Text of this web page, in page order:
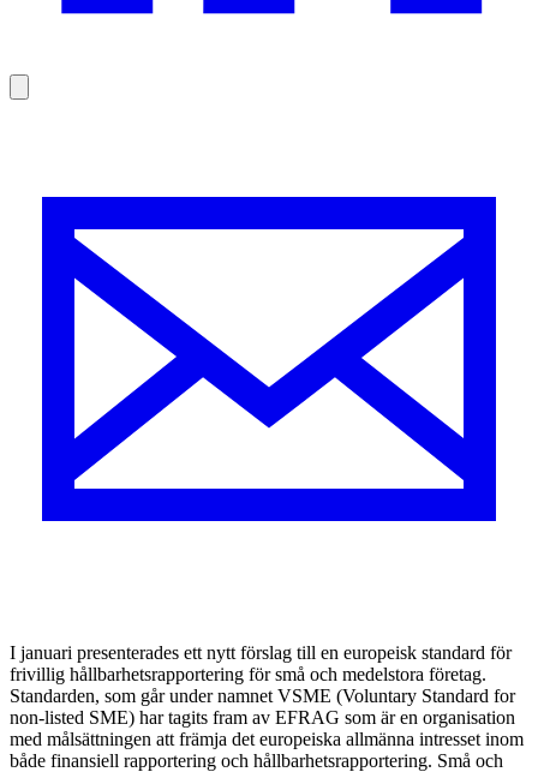
I januari presenterades ett nytt förslag till en europeisk standard för
frivillig hållbarhetsrapportering för små och medelstora företag.
Standarden, som går under namnet VSME (Voluntary Standard for
non-listed SME) har tagits fram av EFRAG som är en organisation
med målsättningen att främja det europeiska allmänna intresset inom
både finansiell rapportering och hållbarhetsrapportering. Små och